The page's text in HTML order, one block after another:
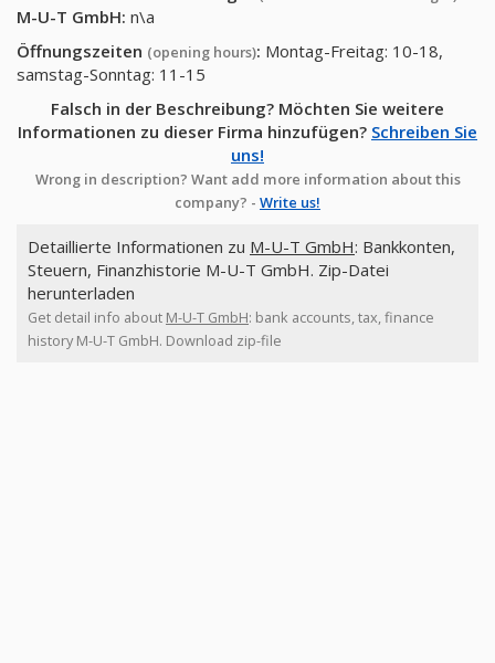
M-U-T GmbH: n\a
Öffnungszeiten (opening hours): Montag-Freitag: 10-18,
samstag-Sonntag: 11-15
Falsch in der Beschreibung? Möchten Sie weitere
Informationen zu dieser Firma hinzufügen? Schreiben Sie
uns!
Wrong in description? Want add more information about this
company? - Write us!
Detaillierte Informationen zu M-U-T GmbH: Bankkonten,
Steuern, Finanzhistorie M-U-T GmbH. Zip-Datei
herunterladen
Get detail info about M-U-T GmbH: bank accounts, tax, finance
history M-U-T GmbH. Download zip-file